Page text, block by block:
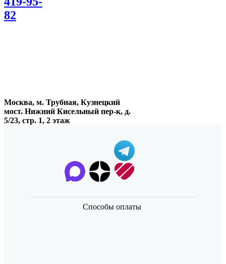
82
Москва, м. Трубная, Кузнецкий
мост. Нижний Кисельный пер-к, д.
5/23, стр. 1, 2 этаж
Способы оплаты